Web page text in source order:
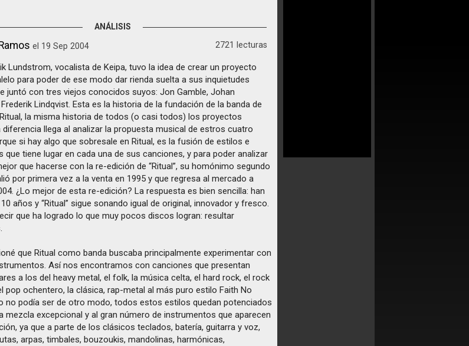
ANÁLISIS
el 19 Sep 2004 2721 lecturas
Lundstrom, vocalista de Keipa, tuvo la idea de crear un proyecto
para poder de ese modo dar rienda suelta a sus inquietudes
juntó con tres viejos conocidos suyos: Jon Gamble, Johan
Lindqvist. Esta es la historia de la fundación de la banda de
la misma historia de todos (o casi todos) los proyectos
diferencia llega al analizar la propuesta musical de estros cuatro
si hay algo que sobresale en Ritual, es la fusión de estilos e
que tiene lugar en cada una de sus canciones, y para poder analizar
que hacerse con la re-edición de “Ritual”, su homónimo segundo
por primera vez a la venta en 1995 y que regresa al mercado a
¿Lo mejor de esta re-edición? La respuesta es bien sencilla: han
años y “Ritual” sigue sonando igual de original, innovador y fresco.
que ha logrado lo que muy pocos discos logran: resultar
que Ritual como banda buscaba principalmente experimentar con
Así nos encontramos con canciones que presentan
a los del heavy metal, el folk, la música celta, el hard rock, el rock
pop ochentero, la clásica, rap-metal al más puro estilo Faith No
no podía ser de otro modo, todos estos estilos quedan potenciados
mezcla excepcional y al gran número de instrumentos que aparecen
ya que a parte de los clásicos teclados, batería, guitarra y voz,
arpas, timbales, bouzoukis, mandolinas, harmónicas,